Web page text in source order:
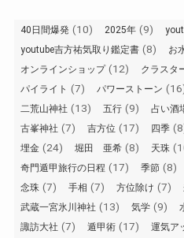
40日間爆発 (10) 2025年 (9)
youtube吉方祐気取り鑑定書 (8) お
オンラインショップ(12) クラスタ
パイライト (7) パワーストーン
二荒山神社 (13) 五行 (9) 占い酒
古峯神社 (7) 吉方位 (17) 四季
埋金 (24) 堀田 亜希 (8) 天珠
奇門遁甲旅行の日程 (17) 季節 (8)
念珠 (7) 手相 (7) 方位除け (7)
武蔵一宮氷川神社 (13) 気学 (9)
諏訪大社 (7) 遁甲術 (17) 運気ア